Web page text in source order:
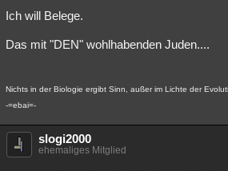
Ich will Belege.
Das mit "DEN" wohlhabenden Juden....
Nichts in der Biologie ergibt Sinn, außer im Lichte der
-=ebai=-
slogi2000
ehemaliges Mitglied